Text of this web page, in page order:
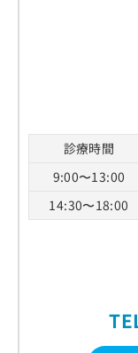
診療時間
9:00〜13:00
14:30〜18:00